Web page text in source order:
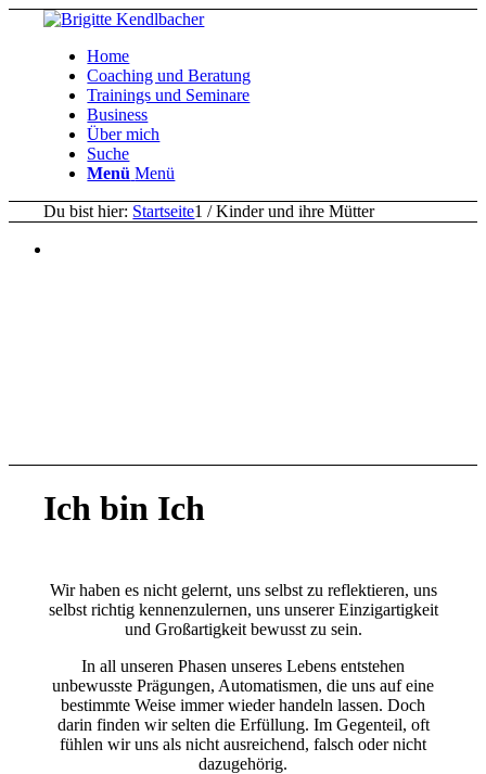
Home
Coaching und Beratung
Trainings und Seminare
Business
Über mich
Suche
Menü Menü
Du bist hier: Startseite1 / Kinder und ihre Mütter
Ich bin Ich
Wir haben es nicht gelernt, uns selbst zu reflektieren, uns
selbst richtig kennenzulernen, uns unserer Einzigartigkeit
und Großartigkeit bewusst zu sein.
In all unseren Phasen unseres Lebens entstehen
unbewusste Prägungen, Automatismen, die uns auf eine
bestimmte Weise immer wieder handeln lassen. Doch
darin finden wir selten die Erfüllung. Im Gegenteil, oft
fühlen wir uns als nicht ausreichend, falsch oder nicht
dazugehörig.